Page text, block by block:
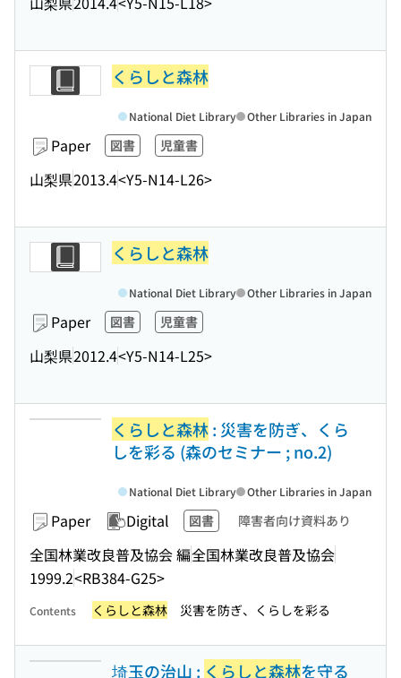
くらしと森林
Paper 図書 児童書
山梨県2013.4<Y5-N14-L26>
National Diet Library Other Libraries in Japan
くらしと森林
Paper 図書 児童書
山梨県2012.4<Y5-N14-L25>
National Diet Library Other Libraries in Japan
くらしと森林: 災害を防ぎ、くら
しを彩る (森のセミナー ; no.2)
Paper Digital 図書 障害者向け資料あり
全国林業改良普及協会 編全国林業改良普及協会
1999.2<RB384-G25>
National Diet Library Other Libraries in Japan
Contents くらしと森林 災害を防ぎ、くらしを彩る
埼玉の治山 : くらしと森林を守る